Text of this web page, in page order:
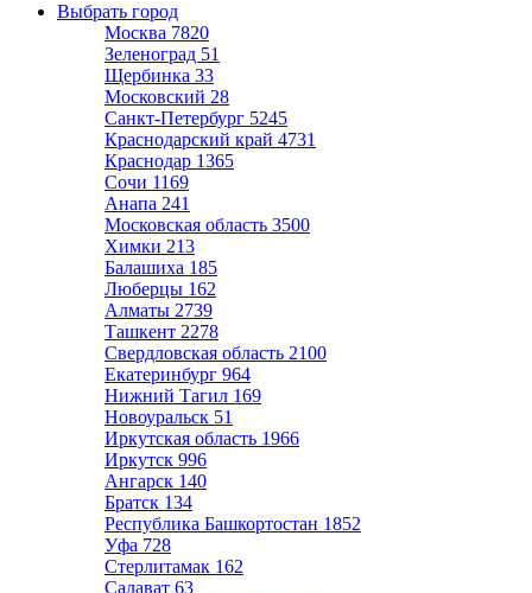
Выбрать город
Москва 7820
Зеленоград 51
Щербинка 33
Московский 28
Санкт-Петербург 5245
Краснодарский край 4731
Краснодар 1365
Сочи 1169
Анапа 241
Московская область 3500
Химки 213
Балашиха 185
Люберцы 162
Алматы 2739
Ташкент 2278
Свердловская область 2100
Екатеринбург 964
Нижний Тагил 169
Новоуральск 51
Иркутская область 1966
Иркутск 996
Ангарск 140
Братск 134
Республика Башкортостан 1852
Уфа 728
Стерлитамак 162
Салават 63